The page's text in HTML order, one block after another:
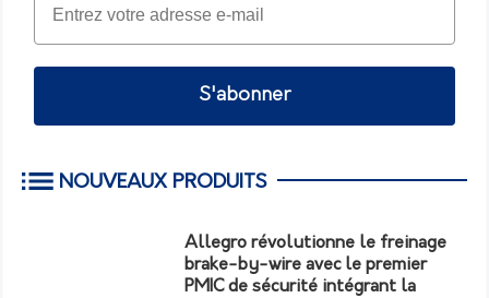
S'abonner
NOUVEAUX PRODUITS
Allegro révolutionne le freinage
brake-by-wire avec le premier
PMIC de sécurité intégrant la